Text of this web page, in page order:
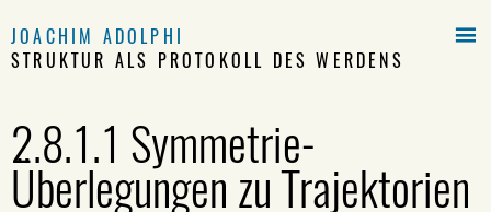
JOACHIM ADOLPHI
STRUKTUR ALS PROTOKOLL DES WERDENS
2.8.1.1 Symmetrie-
Überlegungen zu Trajektorien
